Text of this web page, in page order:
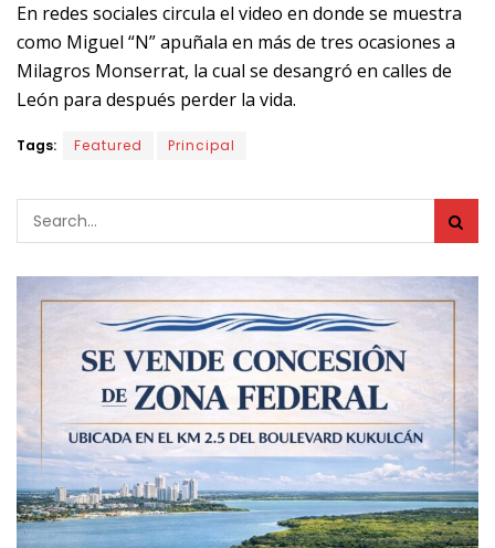
En redes sociales circula el video en donde se muestra
como Miguel “N” apuñala en más de tres ocasiones a
Milagros Monserrat, la cual se desangró en calles de
León para después perder la vida.
Tags: Featured Principal